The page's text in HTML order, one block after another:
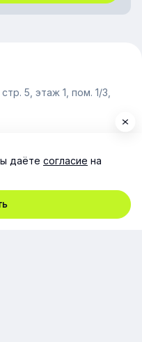
5, этаж 1, пом. 1/3,
бесплатный
даёте согласие на